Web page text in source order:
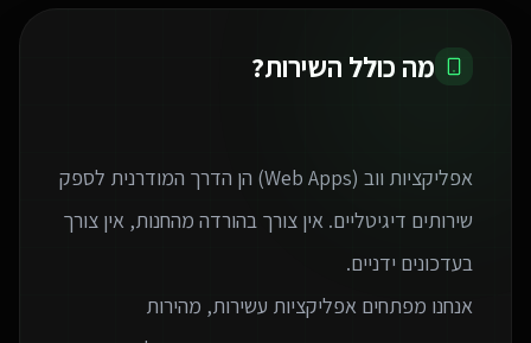
מה כולל השירות?
אפליקציות ווב (Web Apps) הן הדרך המודרנית לספק
שירותים דיגיטליים. אין צורך בהורדה מהחנות, אין צורך
אנחנו מפתחים אפליקציות עשירות, מהירות